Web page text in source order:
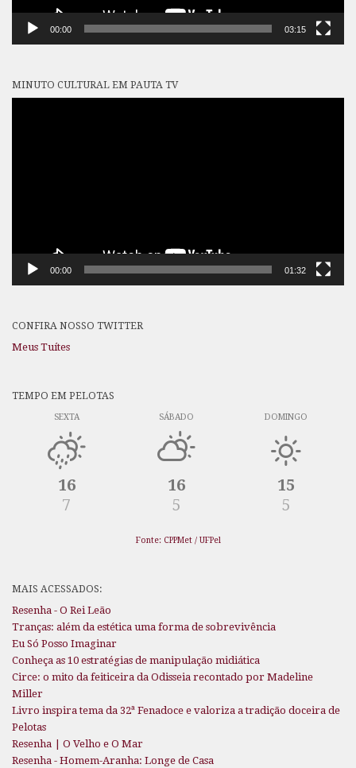
00:00 03:15
MINUTO CULTURAL EM PAUTA TV
00:00 01:32
CONFIRA NOSSO TWITTER
Meus Tuítes
TEMPO EM PELOTAS
SEXTA
16
7
SÁBADO
16
5
DOMINGO
15
5
Fonte: CPPMet / UFPel
MAIS ACESSADOS:
Resenha - O Rei Leão
Tranças: além da estética uma forma de sobrevivência
Eu Só Posso Imaginar
Conheça as 10 estratégias de manipulação midiática
Circe: o mito da feiticeira da Odisseia recontado por Madeline
Miller
Livro inspira tema da 32ª Fenadoce e valoriza a tradição doceira de
Pelotas
Resenha | O Velho e O Mar
Resenha - Homem-Aranha: Longe de Casa